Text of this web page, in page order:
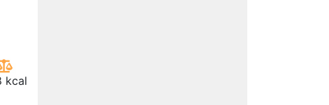
kcal